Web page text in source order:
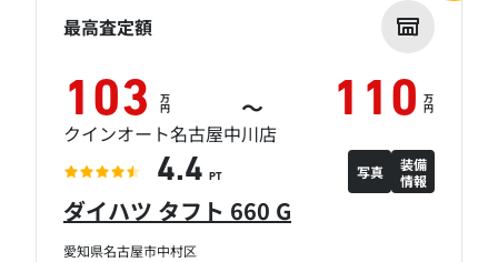
愛知県名古屋市中村区
ダイハツ タフト 660 G
最高査定額
103 万
円 ～ 110 万
円
クインオート名古屋中川店
4.4 PT 写真
装備
情報